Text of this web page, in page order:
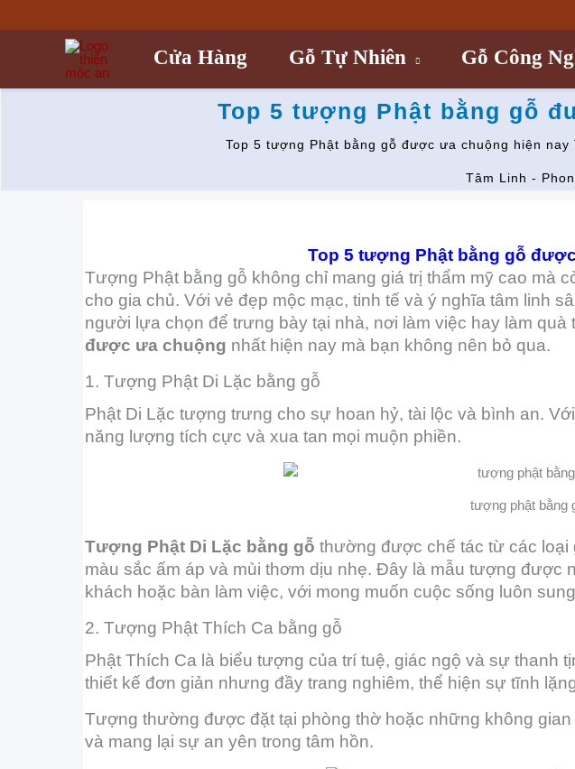
tới
Cửa Hàng Gỗ Tự Nhiên Gỗ Công
Top 5 tượng Phật bằng gỗ
Top 5 tượng Phật bằng gỗ được ưa chuộng hiện
Tâm Linh -
Top 5 tượng Phật bằng gỗ
Tượng Phật bằng gỗ không chỉ mang giá trị thẩm mỹ cao mà
cho gia chủ. Với vẻ đẹp mộc mạc, tinh tế và ý nghĩa tâm linh
người lựa chọn để trưng bày tại nhà, nơi làm việc hay làm quà
được ưa chuộng nhất hiện nay mà bạn không nên bỏ qua.
1. Tượng Phật Di Lặc bằng gỗ
Phật Di Lặc tượng trưng cho sự hoan hỷ, tài lộc và bình an.
năng lượng tích cực và xua tan mọi muộn phiền.
tượng phật bằng
Tượng Phật Di Lặc bằng gỗ thường được chế tác từ các loại
màu sắc ấm áp và mùi thơm dịu nhẹ. Đây là mẫu tượng được
khách hoặc bàn làm việc, với mong muốn cuộc sống luôn
2. Tượng Phật Thích Ca bằng gỗ
Phật Thích Ca là biểu tượng của trí tuệ, giác ngộ và sự thanh
thiết kế đơn giản nhưng đầy trang nghiêm, thể hiện sự tĩnh
Tượng thường được đặt tại phòng thờ hoặc những không
và mang lại sự an yên trong tâm hồn.